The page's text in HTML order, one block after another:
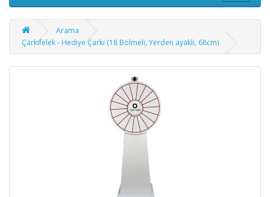
Arama
Çarkıfelek - Hediye Çarkı (18 Bölmeli, Yerden ayaklı, 68cm)